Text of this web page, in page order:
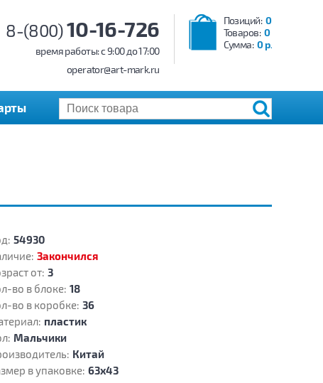
Позиций: 0
Товаров: 0
Сумма: 0 р.
8-(800)10-16-726
время работы: c 9:00 до 17:00
operator@art-mark.ru
54930
Закончился
от: 3
во в блоке: 18
во в коробке: 36
пластик
Мальчики
Китай
в упаковке: 63х43